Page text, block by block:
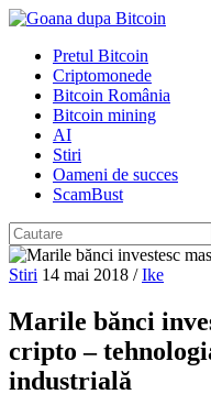
Pretul Bitcoin
Criptomonede
Bitcoin România
Bitcoin mining
AI
Stiri
Oameni de succes
ScamBust
Stiri 14 mai 2018 / Ike
Marile bănci
cripto –
industrială